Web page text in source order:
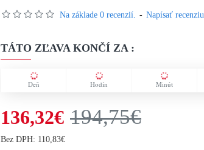
Na základe 0 recenzií. - Napísať recenziu
TÁTO ZĽAVA KONČÍ ZA :
Deň Hodín Minút
136,32€ 194,75€
Bez DPH: 110,83€